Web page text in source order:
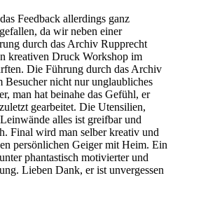
Feedback allerdings ganz
da wir neben einer
durch das Archiv Rupprecht
kreativen Druck Workshop im
Die Führung durch das Archiv
Besucher nicht nur unglaubliches
man hat beinahe das Gefühl, er
gearbeitet. Die Utensilien,
alles ist greifbar und
Final wird man selber kreativ und
persönlichen Geiger mit Heim. Ein
phantastisch motivierter und
Lieben Dank, er ist unvergessen